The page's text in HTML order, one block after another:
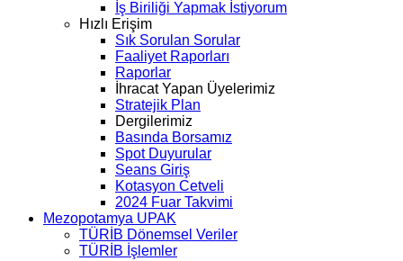
İş Biriliği Yapmak İstiyorum
Hızlı Erişim
Sık Sorulan Sorular
Faaliyet Raporları
Raporlar
İhracat Yapan Üyelerimiz
Stratejik Plan
Dergilerimiz
Basında Borsamız
Spot Duyurular
Seans Giriş
Kotasyon Cetveli
2024 Fuar Takvimi
Mezopotamya UPAK
TÜRİB Dönemsel Veriler
TÜRİB İşlemler